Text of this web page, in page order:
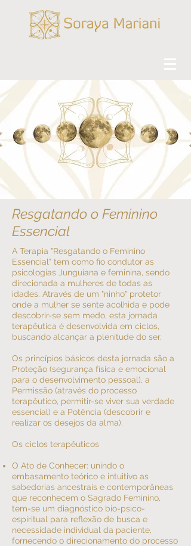
Resgatando o Feminino
Essencial
A Terapia "Resgatando o Feminino
Essencial" tem como fio condutor as
psicologias Junguiana e feminina, sendo
direcionada a mulheres de todas as
idades. Através de um "ninho" protetor
onde a mulher se sente acolhida e pode
descobrir-se sem medo, esta jornada
terapêutica é desenvolvida em ciclos,
buscando alcançar a plenitude do ser.
Os princípios básicos desta jornada são a
Proteção (segurança física e emocional
para o desenvolvimento pessoal), a
Permissão (através do processo
terapêutico, permitir-se viver sua verdade
essencial) e a Potência (descobrir e
realizar os desejos da alma).
Os ciclos terapêuticos
O Ato de Conhecer: unindo o
embasamento teórico e intuitivo as
sabedorias ancestrais e contemporâneas
que reconhecem o Sagrado Feminino,
tem-se um diagnóstico bio-psico-
espiritual para reflexão de busca e
necessidade individual da paciente,
fornecendo o direcionamento do processo